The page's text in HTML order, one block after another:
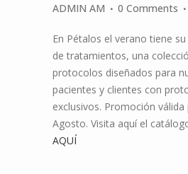
ADMIN AM
0 Comments
En Pétalos el verano tiene
de tratamientos, una
protocolos diseñados para
pacientes y clientes con
exclusivos. Promoción válida
Agosto. Visita aquí el
AQUÍ